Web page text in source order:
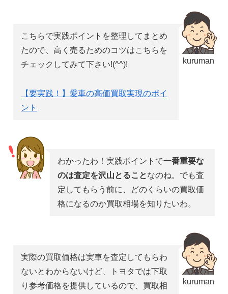
kuruman
こちらで実践ポイントを整理してまとめ
たので、高く売るためのコツはこちらを
チェックしてみて下さい!(^^)!
【要実践！】愛車の高価買取実現のポイ
ント
わかったわ！実践ポイントで一番重要な
のは査定を沢山とることなのね。でも査
定してもらう前に、どのくらいの買取価
格になるのか買取相場を知りたいわ。
kuruman
実際の買取価格は実車を査定してもらわ
ないとわからないけど、トヨタでは下取
り参考価格を提供しているので、買取相